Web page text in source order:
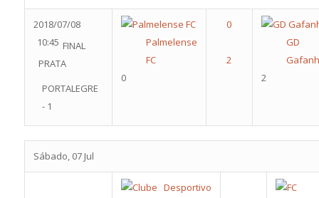
2018/07/08
10:45 FINAL
PRATA
PORTALEGRE
- 1
Palmelense
FC
0
GD
2
Sábado, 07 Jul